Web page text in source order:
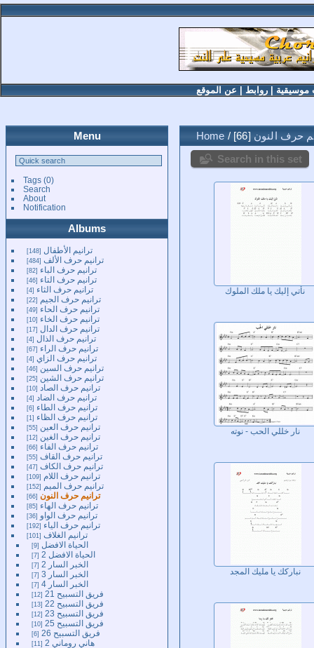
موسيقية |روابط عن الموقع
Menu
Tags(0)
Search
About
Notification
Albums
ترانيم الأطفال 148
ترانيم حرف الألف 484
ترانيم حرف الباء 82
ترانيم حرف التاء 46
ترانيم حرف الثاء 4
ترانيم حرف الجيم 22
ترانيم حرف الحاء 49
ترانيم حرف الخاء 10
ترانيم حرف الدال 17
ترانيم حرف الذال 4
ترانيم حرف الراء 67
ترانيم حرف الزاي 4
ترانيم حرف السين 46
ترانيم حرف الشين 25
ترانيم حرف الصاد 10
ترانيم حرف الضاد 4
ترانيم حرف الطاء 6
ترانيم حرف الظاء 1
ترانيم حرف العين 55
ترانيم حرف الغين 12
ترانيم حرف الفاء 66
ترانيم حرف القاف 55
ترانيم حرف الكاف 47
ترانيم حرف اللام 109
ترانيم حرف الميم 152
ترانيم حرف النون 66
ترانيم حرف الهاء 85
ترانيم حرف الواو 36
ترانيم حرف الياء 192
ترانيم الغلاف 101
الحياة الافضل 9
الحياة الافضل 2 7
الخبر السار 2 7
الخبر السار 3 7
الخبر السار 4 7
فريق التسبيح 21 12
فريق التسبيح 22 13
فريق التسبيح 23 12
فريق التسبيح 25 10
فريق التسبيح 26 6
هاني روماني 2 11
Home / حرف النون 66
Search in this set
نأتي إليك يا ملك الملوك
نار خللي الحب - نوته
نباركك يا مليك المجد